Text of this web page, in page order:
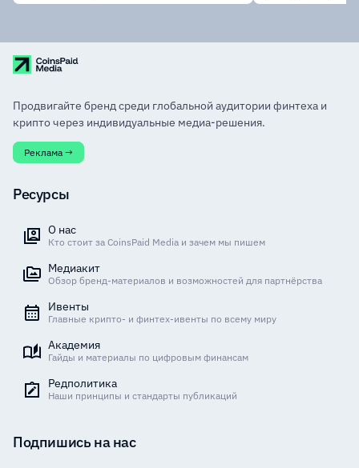
Продвигайте бренд среди глобальной аудитории финтеха и
крипто через индивидуальные медиа-решения.
Реклама →
Ресурсы
О нас
Кто стоит за CoinsPaid Media и зачем мы пишем
Медиакит
Обзор бренд-материалов и возможностей для партнёрства
Ивенты
Главные крипто- и финтех-ивенты по всему миру
Академия
Гайды и материалы по цифровым финансам
Редполитика
Наши принципы и стандарты публикаций
Подпишись на нас